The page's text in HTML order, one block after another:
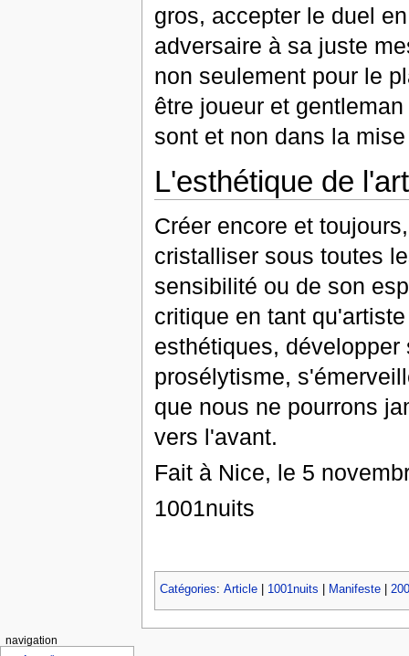
gros, accepter le duel
adversaire à sa juste
non seulement pour le
être joueur et
sont et non dans la
L'esthétique de
Créer encore et
cristalliser sous toutes
sensibilité ou de son
critique en tant
esthétiques,
prosélytisme,
que nous ne pourrons
vers l'avant.
Fait à Nice, le 5
1001nuits
Catégories: Article| 1001nuits Manifeste|
navigation